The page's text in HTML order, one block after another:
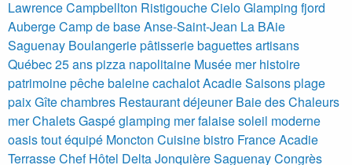
LawrenceCampbellton RistigoucheCielo Glamping fjord
Auberge Camp de base Anse-Saint-Jean La BAie
Saguenay Boulangerie pâtisserie baguettes artisans
Québec 25 ans pizza napolitaine Musée mer histoire
patrimoine pêche baleine cachalotAcadieSaisonsplage
paixGîtechambres Restaurantdéjeuner Baie des Chaleurs
merChalets Gaspé glamping mer falaise soleil moderne
oasis tout équipé Moncton Cuisine bistro France Acadie
Terrasse Chef Hôtel Delta Jonquière Saguenay Congrès